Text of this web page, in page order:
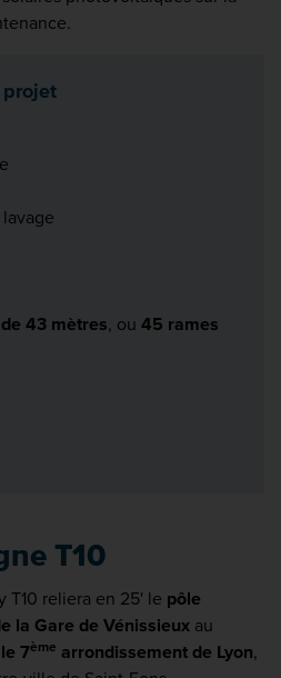
43 mètres, ou 45 rames
T10
T10 reliera en 25' le pôle
la Gare de Vénissieux au
7ème arrondissement de Lyon,